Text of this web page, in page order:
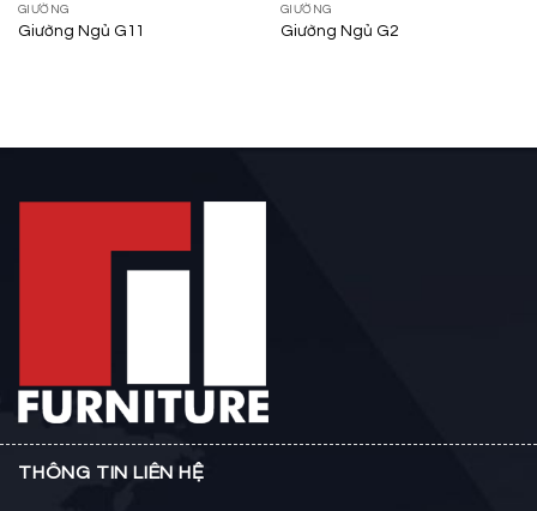
GIƯỜNG
Giường Ngủ G11
GIƯỜNG
Giường Ngủ G2
THÔNG TIN LIÊN HỆ